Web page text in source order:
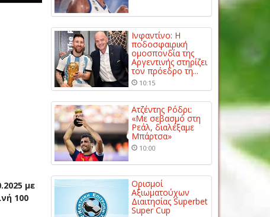
με
100
Ινφαντίνο: Η
ποδοσφαιρική
ομοσπονδία της
Αργεντινής στηρίζει
τον πρόεδρο τη...
10:15
Ατζέντης Ρόδρι:
«Με σεβασμό στη
Ρεάλ, διαλέξαμε
Μπάρτσα»
10:00
Ορισμοί
Αξιωματούχων
Διαιτησίας Superbet
Super Cup